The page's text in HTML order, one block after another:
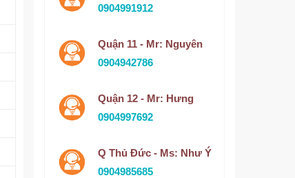
0904991912
Quận 11 - Mr: Nguyên
0904942786
Quận 12 - Mr: Hưng
0904997692
Q Thủ Đức - Ms: Như Ý
0904985685